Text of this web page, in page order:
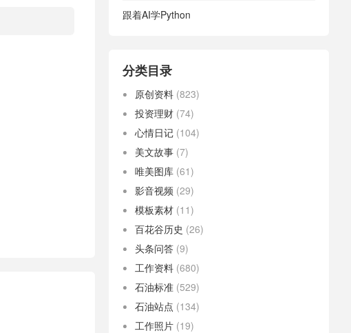
跟着AI学Python
分类目录
原创资料 (823)
投资理财 (74)
心情日记 (104)
美文故事 (7)
唯美图库 (61)
影音视频 (29)
模板素材 (11)
百花谷历史 (26)
头条问答 (9)
工作资料 (680)
石油标准 (529)
石油站点 (134)
工作照片 (19)